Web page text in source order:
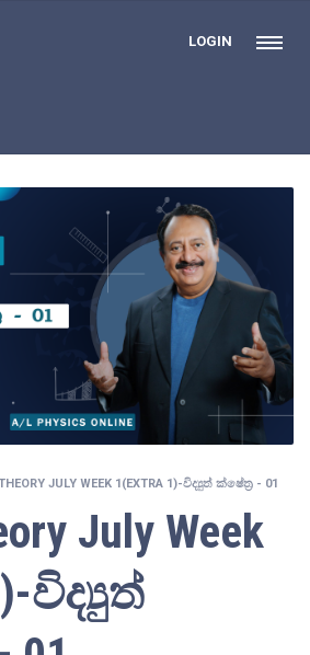
LOGIN
JULY WEEK 1(EXTRA 1)-විද්‍යුත් ක්ෂේත්‍ර - 01
July Week
විද්‍යුත්